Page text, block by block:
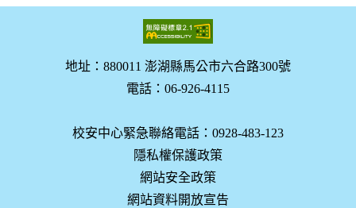
地址：880011 澎湖縣馬公市六合路300號
電話：06-926-4115
校安中心緊急聯絡電話：0928-483-123
隱私權保護政策
網站安全政策
網站資料開放宣告